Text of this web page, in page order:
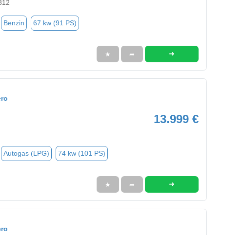
Benzin 67 kw (91 PS)
★ ➦ ➜
13.999 €
Autogas (LPG) 74 kw (101 PS)
★ ➦ ➜